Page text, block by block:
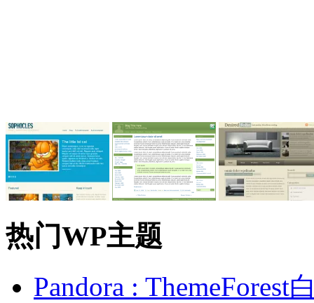
热门WP主题
Pandora : ThemeForest